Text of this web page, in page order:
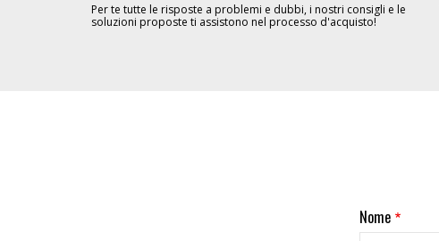
Per te tutte le risposte a problemi e dubbi, i nostri consigli e le
soluzioni proposte ti assistono nel processo d'acquisto!
Nome